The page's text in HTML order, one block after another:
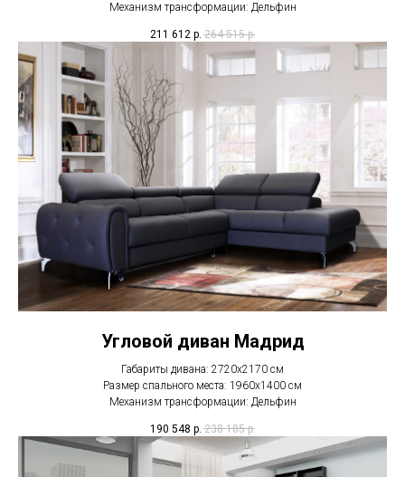
Механизм трансформации: Дельфин
211 612 р. 264 515 р.
Угловой диван Мадрид
Габариты дивана: 2720х2170 см
Размер спального места: 1960х1400 см
Механизм трансформации: Дельфин
190 548 р. 238 185 р.